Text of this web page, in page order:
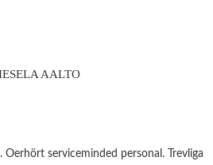
AALTO
serviceminded personal. Trevliga